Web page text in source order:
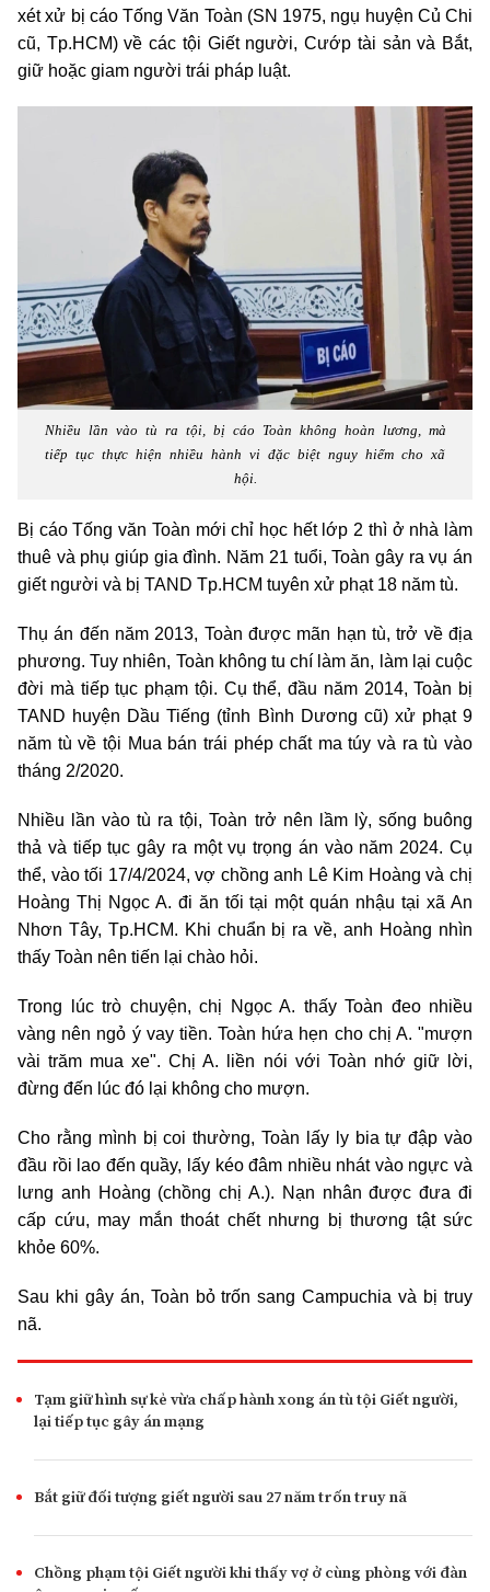
xét xử bị cáo Tống Văn Toàn (SN 1975, ngụ huyện Củ Chi
cũ, Tp.HCM) về các tội Giết người, Cướp tài sản và Bắt,
giữ hoặc giam người trái pháp luật.
Nhiều lần vào tù ra tội, bị cáo Toàn không hoàn lương, mà
tiếp tục thực hiện nhiều hành vi đặc biệt nguy hiểm cho xã
hội.
Bị cáo Tống văn Toàn mới chỉ học hết lớp 2 thì ở nhà làm
thuê và phụ giúp gia đình. Năm 21 tuổi, Toàn gây ra vụ án
giết người và bị TAND Tp.HCM tuyên xử phạt 18 năm tù.
Thụ án đến năm 2013, Toàn được mãn hạn tù, trở về địa
phương. Tuy nhiên, Toàn không tu chí làm ăn, làm lại cuộc
đời mà tiếp tục phạm tội. Cụ thể, đầu năm 2014, Toàn bị
TAND huyện Dầu Tiếng (tỉnh Bình Dương cũ) xử phạt 9
năm tù về tội Mua bán trái phép chất ma túy và ra tù vào
tháng 2/2020.
Nhiều lần vào tù ra tội, Toàn trở nên lầm lỳ, sống buông
thả và tiếp tục gây ra một vụ trọng án vào năm 2024. Cụ
thể, vào tối 17/4/2024, vợ chồng anh Lê Kim Hoàng và chị
Hoàng Thị Ngọc A. đi ăn tối tại một quán nhậu tại xã An
Nhơn Tây, Tp.HCM. Khi chuẩn bị ra về, anh Hoàng nhìn
thấy Toàn nên tiến lại chào hỏi.
Trong lúc trò chuyện, chị Ngọc A. thấy Toàn đeo nhiều
vàng nên ngỏ ý vay tiền. Toàn hứa hẹn cho chị A. "mượn
vài trăm mua xe". Chị A. liền nói với Toàn nhớ giữ lời,
đừng đến lúc đó lại không cho mượn.
Cho rằng mình bị coi thường, Toàn lấy ly bia tự đập vào
đầu rồi lao đến quầy, lấy kéo đâm nhiều nhát vào ngực và
lưng anh Hoàng (chồng chị A.). Nạn nhân được đưa đi
cấp cứu, may mắn thoát chết nhưng bị thương tật sức
khỏe 60%.
Sau khi gây án, Toàn bỏ trốn sang Campuchia và bị truy
nã.
Tạm giữ hình sự kẻ vừa chấp hành xong án tù tội Giết người,
lại tiếp tục gây án mạng
Bắt giữ đối tượng giết người sau 27 năm trốn truy nã
Chồng phạm tội Giết người khi thấy vợ ở cùng phòng với đàn